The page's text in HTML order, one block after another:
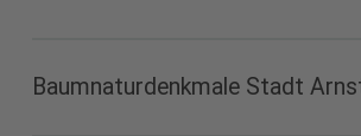
Baumnaturdenkmale Stadt
Baumnaturdenkmale Stadt